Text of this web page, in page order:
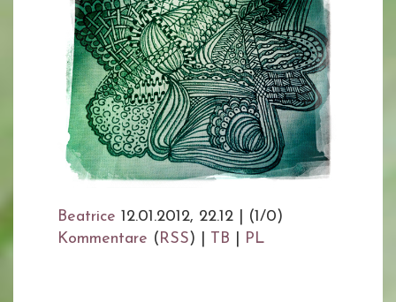
Beatrice 12.01.2012, 22.12
(1/0)
Kommentare (RSS) | TB PL